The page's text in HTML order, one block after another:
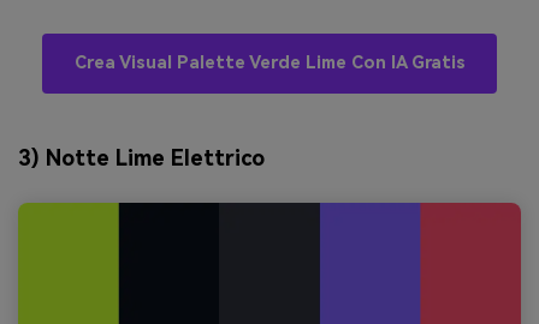
Crea Visual Palette Verde Lime Con IA Gratis
3) Notte Lime Elettrico